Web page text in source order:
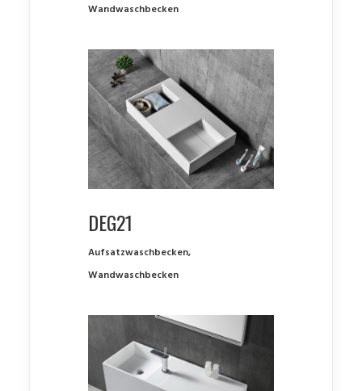
Wandwaschbecken
DEG21
Aufsatzwaschbecken,
Wandwaschbecken